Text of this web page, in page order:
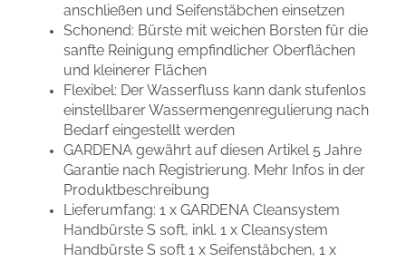
anschließen und Seifenstäbchen einsetzen
Schonend: Bürste mit weichen Borsten für die
sanfte Reinigung empfindlicher Oberflächen
und kleinerer Flächen
Flexibel: Der Wasserfluss kann dank stufenlos
einstellbarer Wassermengenregulierung nach
Bedarf eingestellt werden
GARDENA gewährt auf diesen Artikel 5 Jahre
Garantie nach Registrierung. Mehr Infos in der
Produktbeschreibung
Lieferumfang: 1 x GARDENA Cleansystem
Handbürste S soft, inkl. 1 x Cleansystem
Handbürste S soft 1 x Seifenstäbchen, 1 x